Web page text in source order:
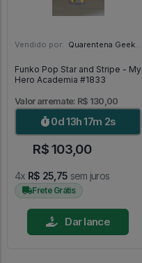
Vendido por: Quarentena Geek Store - SP
Funko Pop Star and Stripe - My
Hero Academia #1833
Valor arremate: R$ 130,00
0d 13h 17m 1s
R$ 103,00
4x R$ 25,75 sem juros
Frete Grátis
Dar lance